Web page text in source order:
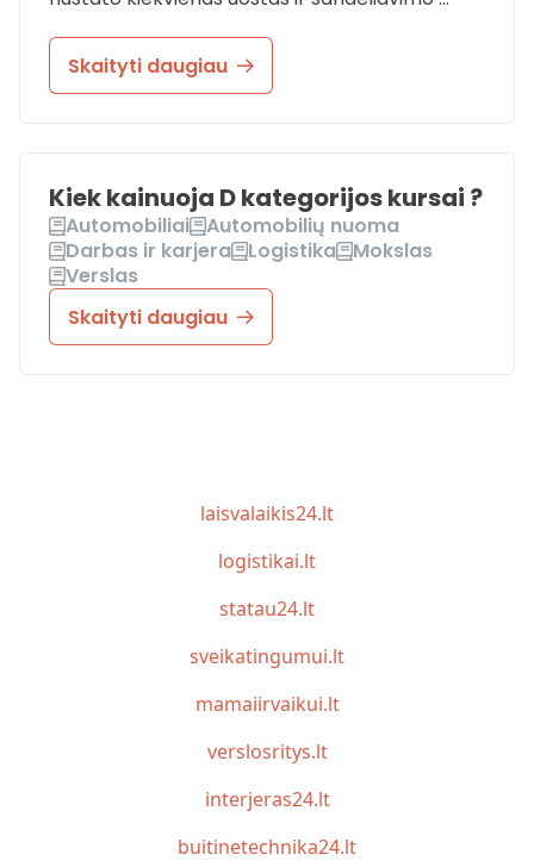
Skaityti daugiau
Kiek kainuoja D kategorijos kursai ?
Automobiliai
Automobilių nuoma
Darbas ir karjera
Logistika
Mokslas
Verslas
Skaityti daugiau
laisvalaikis24.lt
logistikai.lt
statau24.lt
sveikatingumui.lt
mamaiirvaikui.lt
verslosritys.lt
interjeras24.lt
buitinetechnika24.lt